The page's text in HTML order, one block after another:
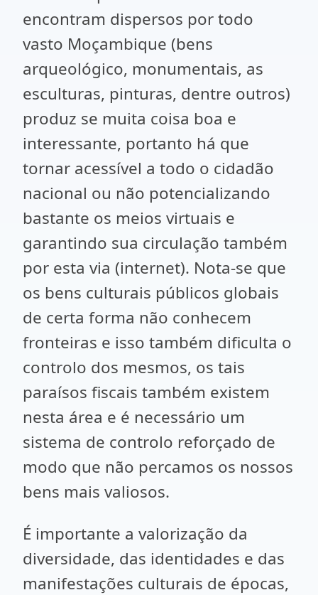
encontram dispersos por todo
vasto Moçambique (bens
arqueológico, monumentais, as
esculturas, pinturas, dentre outros)
produz se muita coisa boa e
interessante, portanto há que
tornar acessível a todo o cidadão
nacional ou não potencializando
bastante os meios virtuais e
garantindo sua circulação também
por esta via (internet). Nota-se que
os bens culturais públicos globais
de certa forma não conhecem
fronteiras e isso também dificulta o
controlo dos mesmos, os tais
paraísos fiscais também existem
nesta área e é necessário um
sistema de controlo reforçado de
modo que não percamos os nossos
bens mais valiosos.
É importante a valorização da
diversidade, das identidades e das
manifestações culturais de épocas,